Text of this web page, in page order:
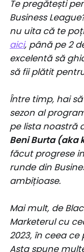
Te pregătești
Business
nu uita că te
aici, până pe 2
excelentă să
să fii plătit
Între timp, hai
sezon al
pe lista noastră
Beni Burta (aka
făcut progrese
runde din
ambițioase.
Mai mult, de
Marketerul cu
2023, în ceea
Asta spune